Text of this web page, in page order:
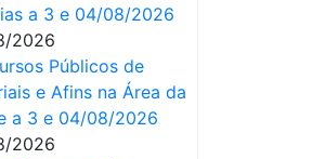
a 3 e 04/08/2026
2026
Públicos de
e Afins na Área da
a 3 e 04/08/2026
2026